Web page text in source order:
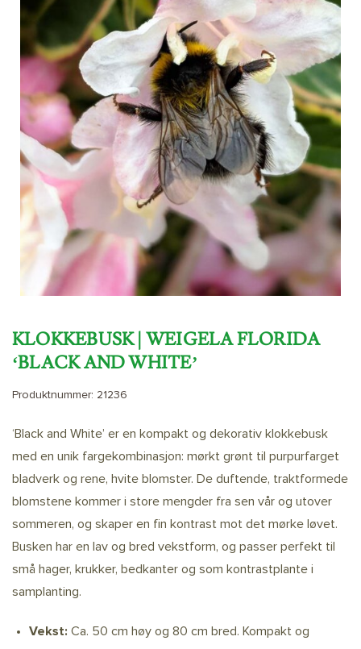
KLOKKEBUSK | WEIGELA FLORIDA
‘BLACK AND WHITE’
Produktnummer: 21236
‘Black and White’ er en kompakt og dekorativ klokkebusk
med en unik fargekombinasjon: mørkt grønt til purpurfarget
bladverk og rene, hvite blomster. De duftende, traktformede
blomstene kommer i store mengder fra sen vår og utover
sommeren, og skaper en fin kontrast mot det mørke løvet.
Busken har en lav og bred vekstform, og passer perfekt til
små hager, krukker, bedkanter og som kontrastplante i
samplanting.
Vekst: Ca. 50 cm høy og 80 cm bred. Kompakt og